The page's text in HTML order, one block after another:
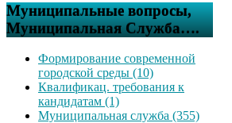
Муниципальные вопросы,
Муниципальная Служба….
Формирование современной
городской среды (10)
Квалификац. требования к
кандидатам (1)
Муниципальная служба (355)